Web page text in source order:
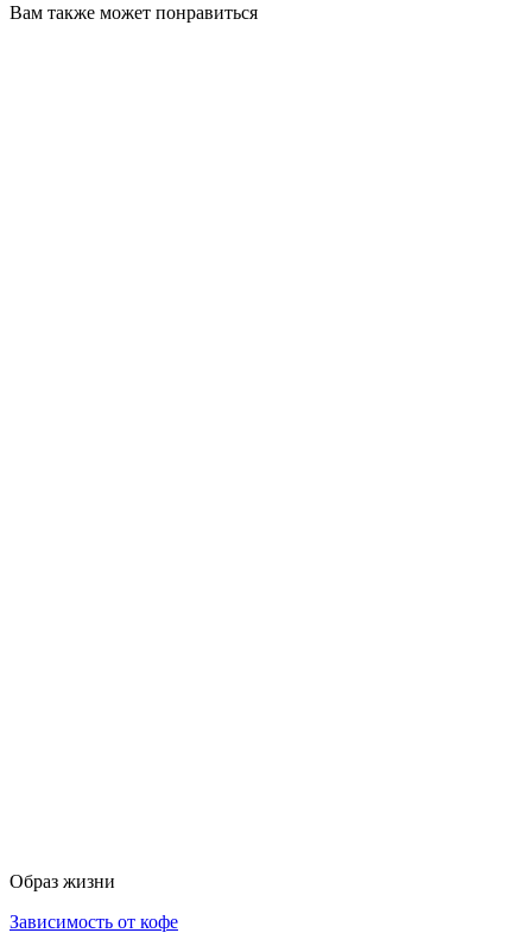
Вам также может понравиться
Образ жизни
Зависимость от кофе